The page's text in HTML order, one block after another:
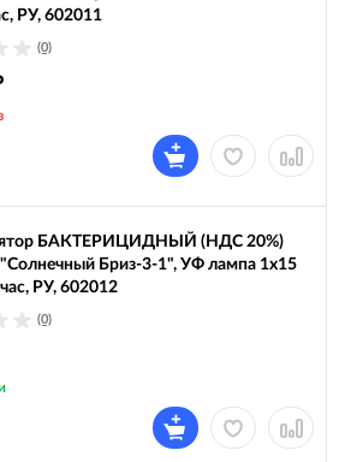
РУ, 602011
(0)
БАКТЕРИЦИДНЫЙ (НДС 20%)
Бриз-3-1", УФ лампа 1х15
РУ, 602012
(0)